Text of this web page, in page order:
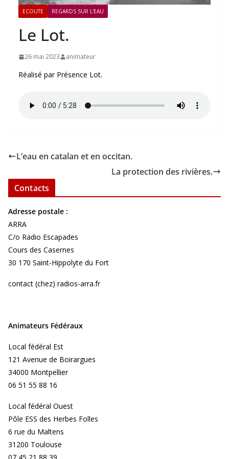
ECOUTE REGARDS SUR L'EAU
Le Lot.
26 mai 2023 animateur
Réalisé par Présence Lot.
L’eau en catalan et en occitan.
La protection des rivières.
Contacts
Adresse postale :
ARRA
C/o Radio Escapades
Cours des Casernes
30 170 Saint-Hippolyte du Fort
contact (chez) radios-arra.fr
Animateurs Fédéraux
Local fédéral Est
121 Avenue de Boirargues
34000 Montpellier
06 51 55 88 16
Local fédéral Ouest
Pôle ESS des Herbes Folles
6 rue du Maltens
31200 Toulouse